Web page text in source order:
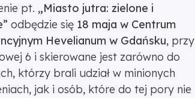
pt. „Miasto jutra: zielone i
odbędzie się 18 maja w Centrum
Hevelianum w Gdańsku, przy
6 i skierowane jest zarówno do
którzy brali udział w minionych
jak i osób, które do tej pory nie